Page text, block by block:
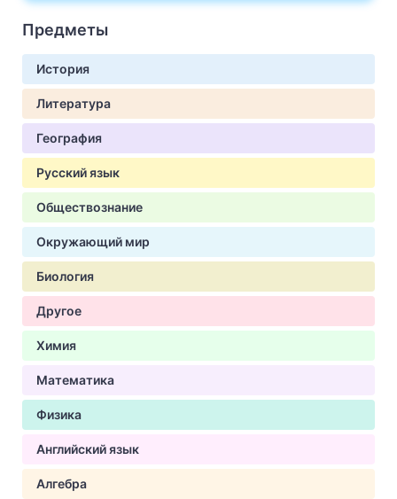
Предметы
История
Литература
География
Русский язык
Обществознание
Окружающий мир
Биология
Другое
Химия
Математика
Физика
Английский язык
Алгебра